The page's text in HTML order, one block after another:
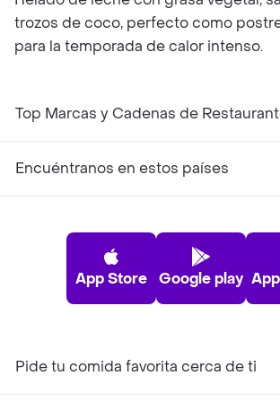
trozos de coco, perfecto como
para la temporada de calor intenso.
Top Marcas y Cadenas de
Encuéntranos en estos países
App Store Google play
Pide tu comida favorita cerca de ti